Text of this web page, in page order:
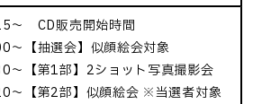
～ CD販売開始時間
～【抽選会】似顔絵会対象
～【第1部】2ショット写真撮影会
～【第2部】似顔絵会 ※当選者対象